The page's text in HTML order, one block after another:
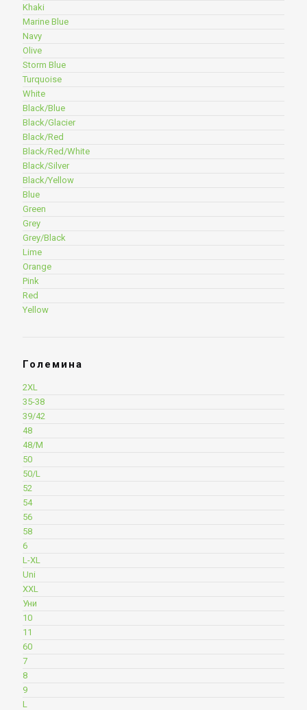
Khaki
Marine Blue
Navy
Olive
Storm Blue
Turquoise
White
Black/Blue
Black/Glacier
Black/Red
Black/Red/White
Black/Silver
Black/Yellow
Blue
Green
Grey
Grey/Black
Lime
Orange
Pink
Red
Yellow
Големина
2XL
35-38
39/42
48
48/M
50
50/L
52
54
56
58
6
L-XL
Uni
XXL
Уни
10
11
60
7
8
9
L